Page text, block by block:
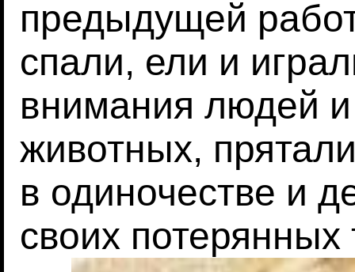
предыдущей
спали, ели и
внимания людей
животных,
в одиночестве и
своих